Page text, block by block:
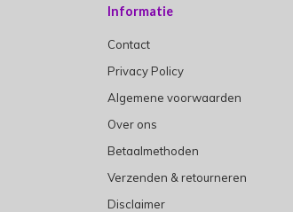
Informatie
Contact
Privacy Policy
Algemene voorwaarden
Over ons
Betaalmethoden
Verzenden & retourneren
Disclaimer